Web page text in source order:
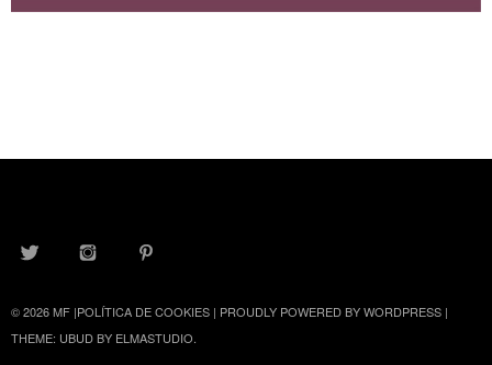
© 2026MF |POLÍTICA DE COOKIES | PROUDLY POWERED BY WORDPRESS |
THEME: UBUD BY ELMASTUDIO